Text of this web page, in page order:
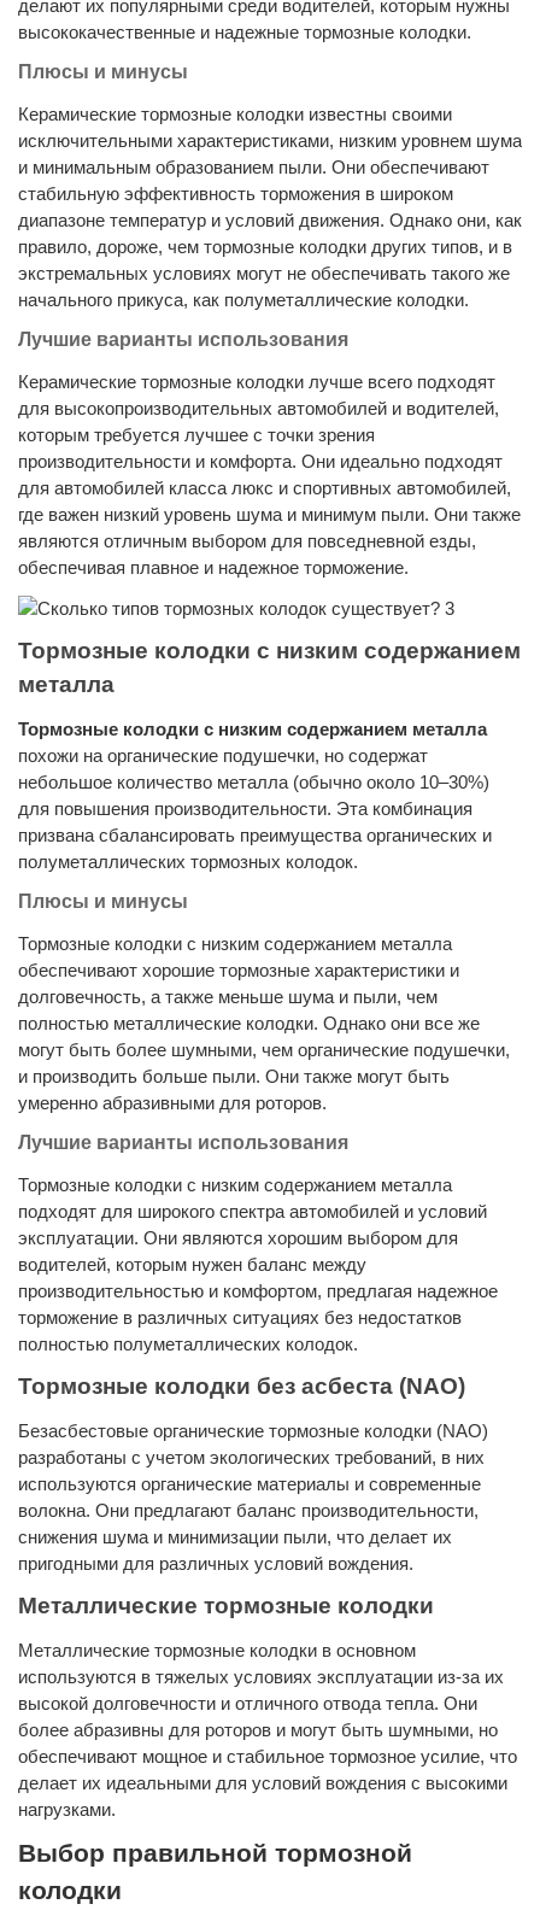
делают их популярными среди водителей, которым нужны
высококачественные и надежные тормозные колодки.
Плюсы и минусы
Керамические тормозные колодки известны своими
исключительными характеристиками, низким уровнем шума
и минимальным образованием пыли. Они обеспечивают
стабильную эффективность торможения в широком
диапазоне температур и условий движения. Однако они, как
правило, дороже, чем тормозные колодки других типов, и в
экстремальных условиях могут не обеспечивать такого же
начального прикуса, как полуметаллические колодки.
Лучшие варианты использования
Керамические тормозные колодки лучше всего подходят
для высокопроизводительных автомобилей и водителей,
которым требуется лучшее с точки зрения
производительности и комфорта. Они идеально подходят
для автомобилей класса люкс и спортивных автомобилей,
где важен низкий уровень шума и минимум пыли. Они также
являются отличным выбором для повседневной езды,
обеспечивая плавное и надежное торможение.
Тормозные колодки с низким содержанием
металла
Тормозные колодки с низким содержанием металла
похожи на органические подушечки, но содержат
небольшое количество металла (обычно около 10–30%)
для повышения производительности. Эта комбинация
призвана сбалансировать преимущества органических и
полуметаллических тормозных колодок.
Плюсы и минусы
Тормозные колодки с низким содержанием металла
обеспечивают хорошие тормозные характеристики и
долговечность, а также меньше шума и пыли, чем
полностью металлические колодки. Однако они все же
могут быть более шумными, чем органические подушечки,
и производить больше пыли. Они также могут быть
умеренно абразивными для роторов.
Лучшие варианты использования
Тормозные колодки с низким содержанием металла
подходят для широкого спектра автомобилей и условий
эксплуатации. Они являются хорошим выбором для
водителей, которым нужен баланс между
производительностью и комфортом, предлагая надежное
торможение в различных ситуациях без недостатков
полностью полуметаллических колодок.
Тормозные колодки без асбеста (NAO)
Безасбестовые органические тормозные колодки (NAO)
разработаны с учетом экологических требований, в них
используются органические материалы и современные
волокна. Они предлагают баланс производительности,
снижения шума и минимизации пыли, что делает их
пригодными для различных условий вождения.
Металлические тормозные колодки
Металлические тормозные колодки в основном
используются в тяжелых условиях эксплуатации из-за их
высокой долговечности и отличного отвода тепла. Они
более абразивны для роторов и могут быть шумными, но
обеспечивают мощное и стабильное тормозное усилие, что
делает их идеальными для условий вождения с высокими
нагрузками.
Выбор правильной тормозной
колодки